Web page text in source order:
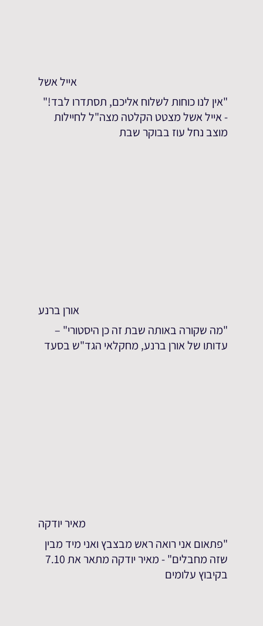
אייל אשל
"אין לנו כוחות לשלוח אליכם, תסתדרו לבד!"
- אייל אשל מצטט הקלטה מצה"ל לחיילות
מוצב נחל עוז בבוקר שבת
אורן ברנע
"מה שקורה באותה שבת זה כן היסטורי" –
עדותו של אורן ברנע, מחקלאי הגד"ש בסעד
מאיר יודקה
"פתאום אני רואה ראש מבצבץ ואני מיד מבין
שזה מחבלים" - מאיר יודקה מתאר את 7.10
בקיבוץ עלומים